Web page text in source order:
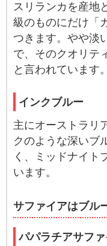
スリランカを産地
級のものにだけ「
つきます。やや淡
で、そのクオリテ
と言われています。
インクブルー
主にオーストラリ
クのような深いブ
く、ミッドナイト
います。
サファイアはブル
パパラチアサフ